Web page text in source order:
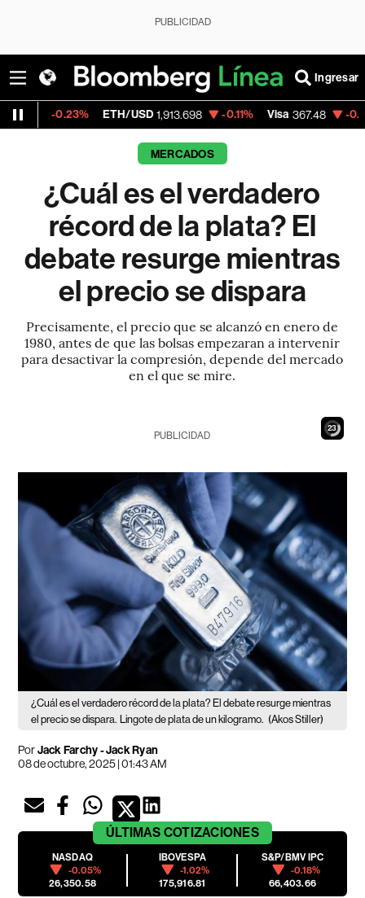
PUBLICIDAD
Ingresar
ETH/USD 1,913.698 -0.11% Visa 367.48 -0.29%
MERCADOS
¿Cuál es el verdadero
récord de la plata? El
debate resurge mientras
el precio se dispara
Precisamente, el precio que se alcanzó en enero de
1980, antes de que las bolsas empezaran a intervenir
para desactivar la compresión, depende del mercado
en el que se mire.
22
PUBLICIDAD
¿Cuál es el verdadero récord de la plata? El debate resurge mientras
el precio se dispara.
Lingote de plata de un kilogramo. (Akos Stiller)
PorJack Farchy - Jack Ryan
08 de octubre, 2025 | 01:43 AM
ÚLTIMAS COTIZACIONES
NASDAQ
-0.05%
26,350.58
IBOVESPA
-1.02%
175,916.81
S&P/BMV IPC
-0.18%
66,403.66